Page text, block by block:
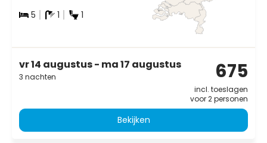
5 1 1
vr 14 augustus - ma 17 augustus
3 nachten 675
incl. toeslagen
voor 2 personen
Bekijken